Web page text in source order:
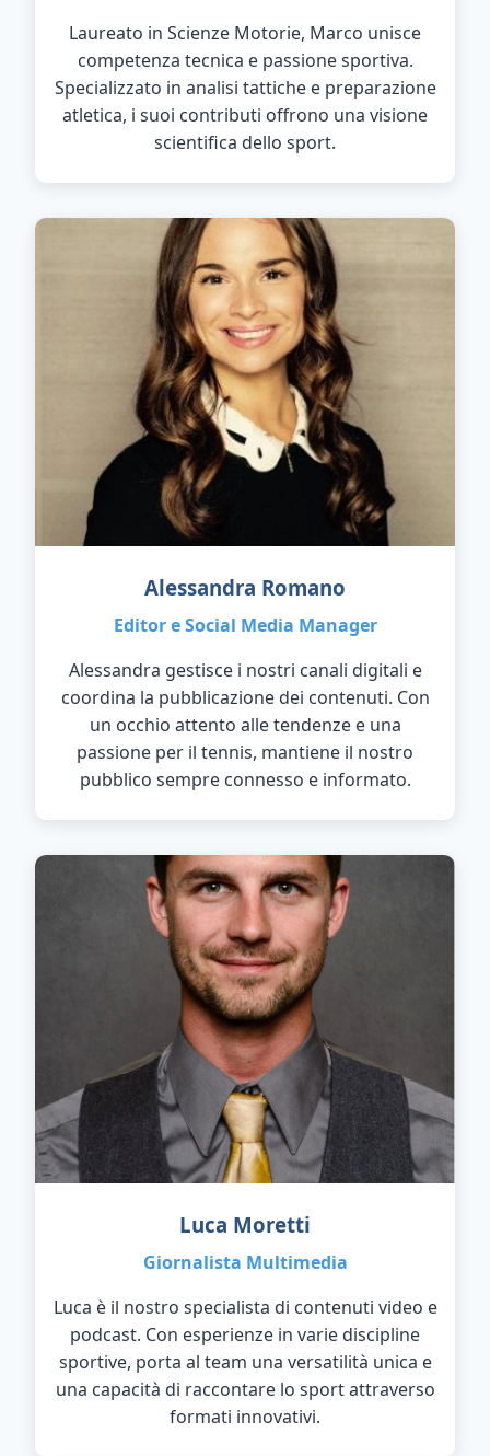
Laureato in Scienze Motorie, Marco unisce
competenza tecnica e passione sportiva.
Specializzato in analisi tattiche e preparazione
atletica, i suoi contributi offrono una visione
scientifica dello sport.
Alessandra Romano
Editor e Social Media Manager
Alessandra gestisce i nostri canali digitali e
coordina la pubblicazione dei contenuti. Con
un occhio attento alle tendenze e una
passione per il tennis, mantiene il nostro
pubblico sempre connesso e informato.
Luca Moretti
Giornalista Multimedia
Luca è il nostro specialista di contenuti video e
podcast. Con esperienze in varie discipline
sportive, porta al team una versatilità unica e
una capacità di raccontare lo sport attraverso
formati innovativi.